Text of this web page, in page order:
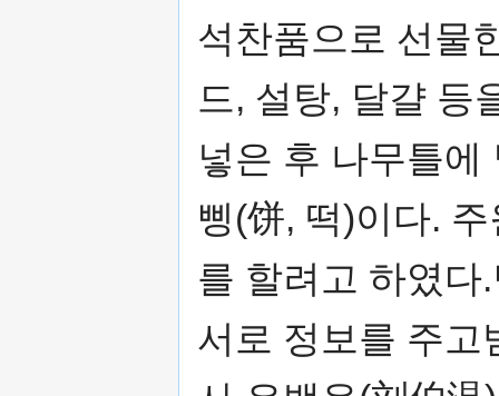
석찬품으로 선물
드, 설탕, 달걀 등
넣은 후 나무틀
삥(饼, 떡)이다.
를 할려고 하였다
서로 정보를 주고